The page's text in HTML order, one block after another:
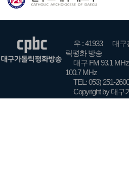
우 : 41933
대구
릭평화 방송
대구 FM 93.1 MHz
100.7 MHz
TEL: 053) 251-2600
Copyright by 대구